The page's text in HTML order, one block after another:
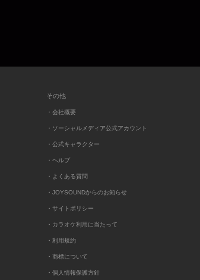
その他
・会社概要
・ソーシャルメディア公式アカウント
・公式キャラクター
・ヘルプ
・よくある質問
・JOYSOUNDからのお知らせ
・サイトポリシー
・カラオケ利用に当たって
・利用規約
・商標について
・個人情報保護方針